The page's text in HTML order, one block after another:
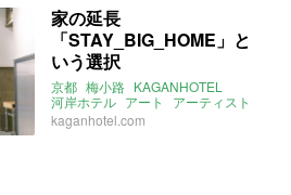
家の延長
「STAY_BIG_HOME」と
いう選択
京都 梅小路 KAGANHOTEL
河岸ホテル アート
アーティスト
シェアオフィス
#STAY_BIG_HOME
kaganhotel.com